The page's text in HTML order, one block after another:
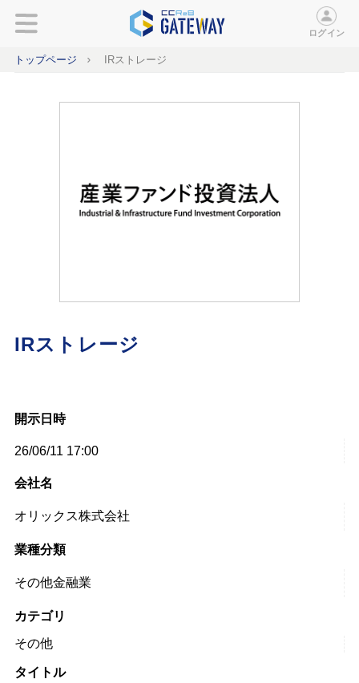
ログイン
トップページ IRストレージ
IRストレージ
開示日時
26/06/11 17:00
会社名
オリックス株式会社
業種分類
その他金融業
カテゴリ
その他
タイトル